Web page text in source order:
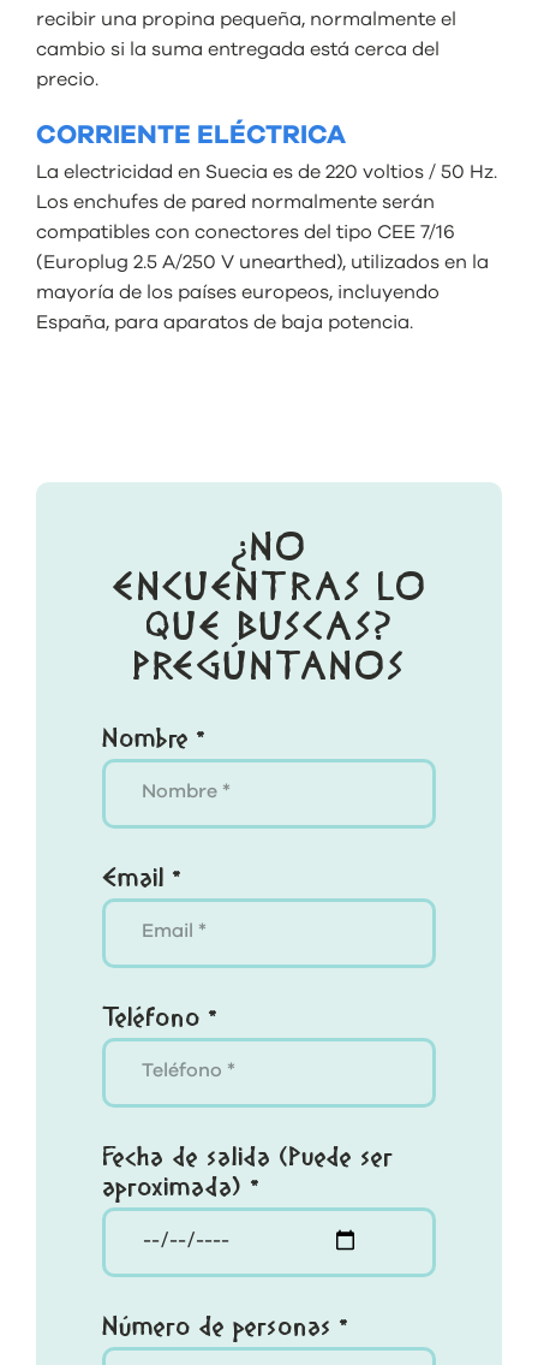
recibir una propina pequeña, normalmente el
cambio si la suma entregada está cerca del
precio.
CORRIENTE ELÉCTRICA
La electricidad en Suecia es de 220 voltios / 50 Hz.
Los enchufes de pared normalmente serán
compatibles con conectores del tipo CEE 7/16
(Europlug 2.5 A/250 V unearthed), utilizados en la
mayoría de los países europeos, incluyendo
España, para aparatos de baja potencia.
¿NO
ENCUENTRAS LO
QUE BUSCAS?
PREGÚNTANOS
Nombre *
Email *
Teléfono *
Fecha de salida (Puede ser
aproximada) *
Número de personas *